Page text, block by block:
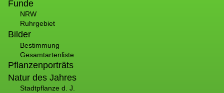
Funde
NRW
Ruhrgebiet
Bilder
Bestimmung
Gesamtartenliste
Pflanzenporträts
Natur des Jahres
Stadtpflanze d. J.